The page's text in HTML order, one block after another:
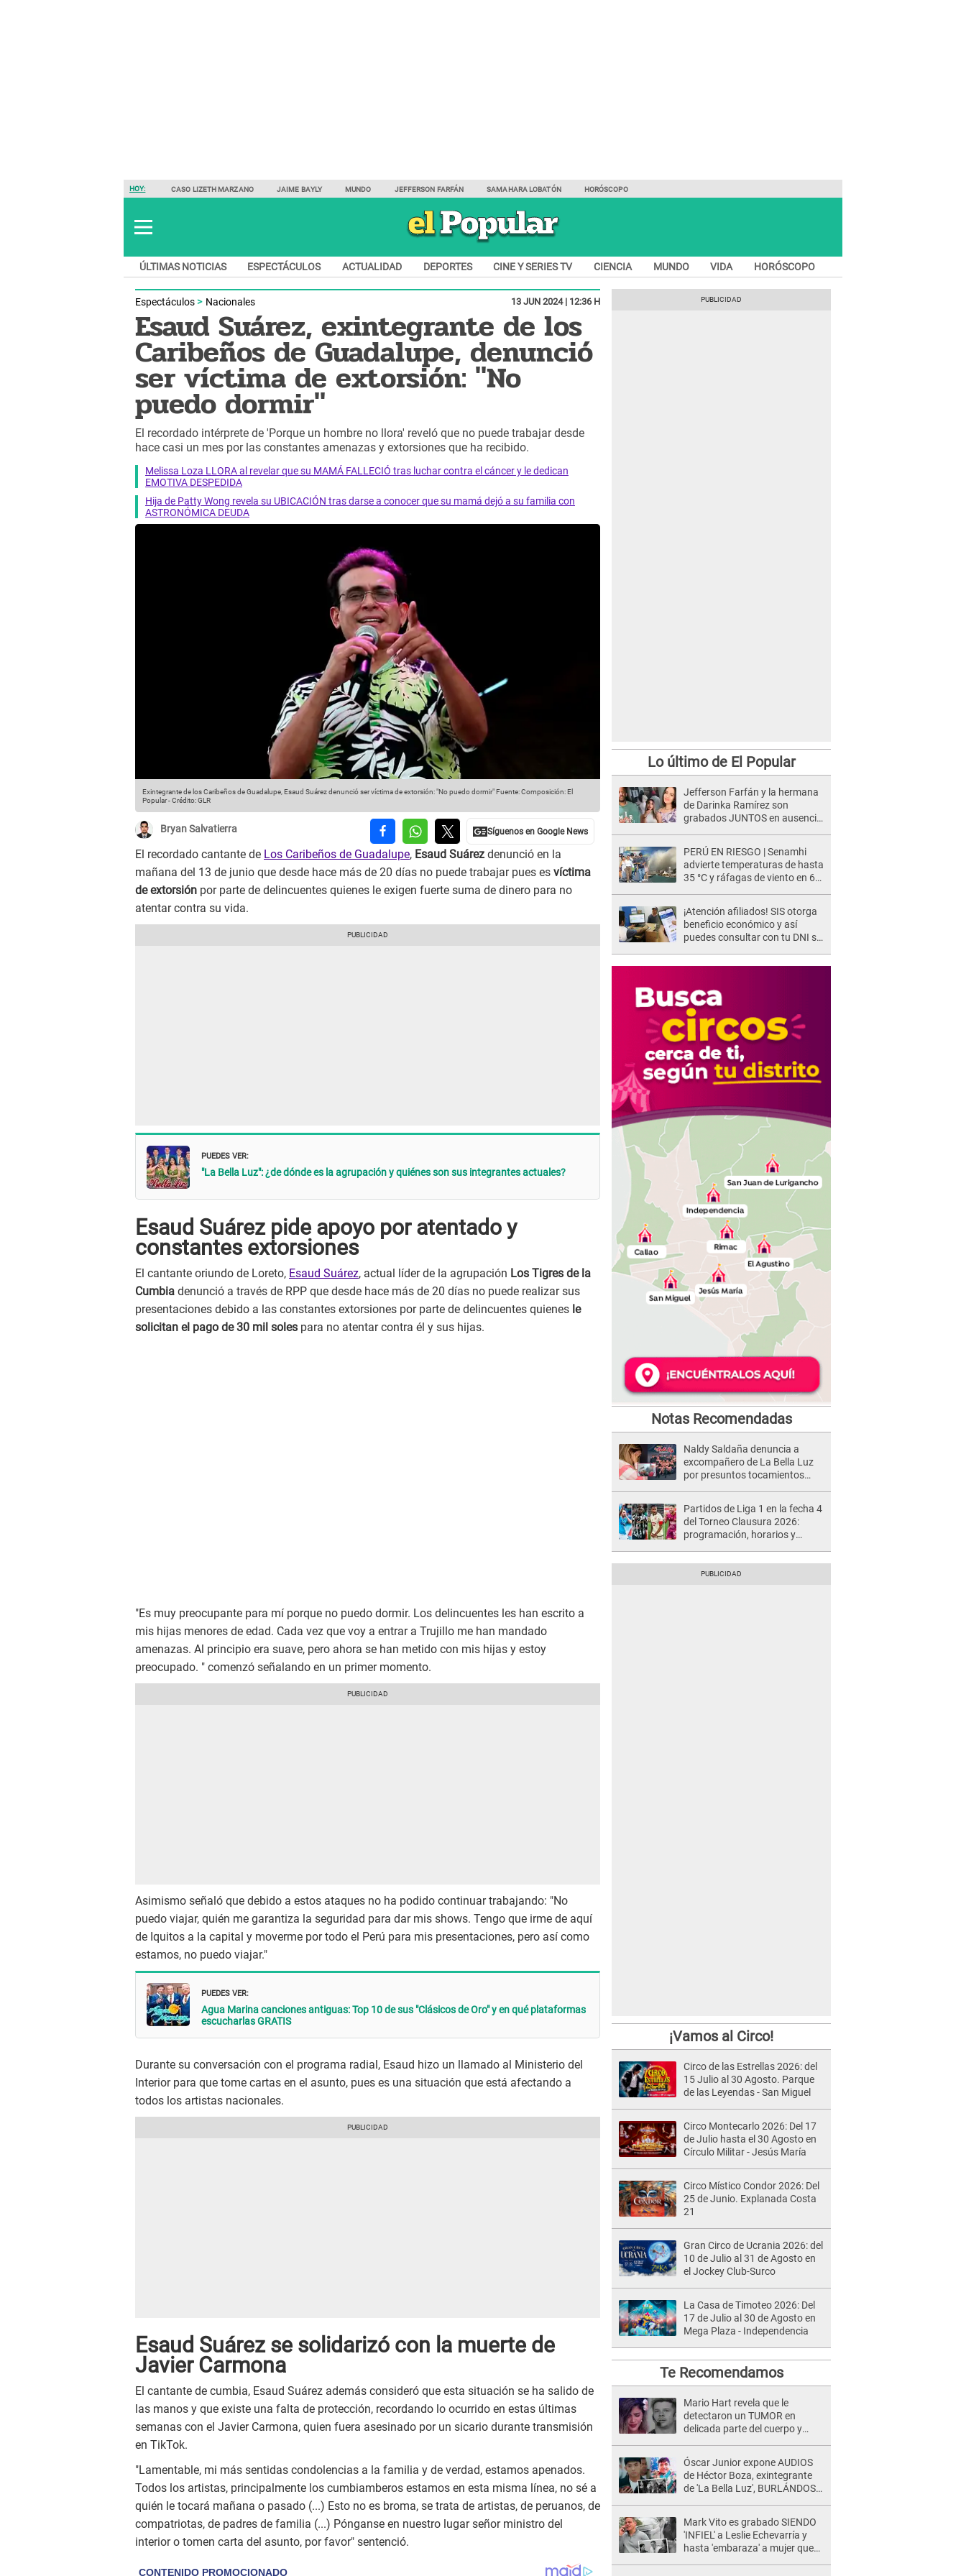
HOY: CASO LIZETH MARZANO JAIME BAYLY MUNDO JEFFERSON FARFÁN SAMAHARA LOBATÓN HORÓSCOPO
ÚLTIMAS NOTICIAS ESPECTÁCULOS ACTUALIDAD DEPORTES CINE Y SERIES TV CIENCIA MUNDO VIDA HORÓSCOPO
Espectáculos Nacionales 13 JUN 2024 | 12:36 H
Esaud Suárez, exintegrante de los
Caribeños de Guadalupe, denunció
ser víctima de extorsión: "No
puedo dormir"
El recordado intérprete de 'Porque un hombre no llora' reveló que no puede trabajar desde
hace casi un mes por las constantes amenazas y extorsiones que ha recibido.
Melissa Loza LLORA al revelar que su MAMÁ FALLECIÓ tras luchar contra el cáncer y le dedican
EMOTIVA DESPEDIDA
Hija de Patty Wong revela su UBICACIÓN tras darse a conocer que su mamá dejó a su familia con
ASTRONÓMICA DEUDA
Exintegrante de los Caribeños de Guadalupe, Esaud Suárez denunció ser víctima de extorsión: "No puedo dormir" Fuente: Composición: El
Popular-Crédito: GLR
Bryan Salvatierra
El recordado cantante de Los Caribeños de Guadalupe, Esaud Suárez denunció en la
mañana del 13 de junio que desde hace más de 20 días no puede trabajar pues es víctima
de extorsión por parte de delincuentes quienes le exigen fuerte suma de dinero para no
atentar contra su vida.
PUEDES VER:
"La Bella Luz": ¿de dónde es la agrupación y quiénes son sus integrantes actuales?
Esaud Suárez pide apoyo por atentado y
constantes extorsiones
El cantante oriundo de Loreto, Esaud Suárez, actual líder de la agrupación Los Tigres de la
Cumbia denunció a través de RPP que desde hace más de 20 días no puede realizar sus
presentaciones debido a las constantes extorsiones por parte de delincuentes quienes le
solicitan el pago de 30 mil soles para no atentar contra él y sus hijas.
"Es muy preocupante para mí porque no puedo dormir. Los delincuentes les han escrito a
mis hijas menores de edad. Cada vez que voy a entrar a Trujillo me han mandado
amenazas. Al principio era suave, pero ahora se han metido con mis hijas y estoy
preocupado. " comenzó señalando en un primer momento.
Asimismo señaló que debido a estos ataques no ha podido continuar trabajando: "No
puedo viajar, quién me garantiza la seguridad para dar mis shows. Tengo que irme de aquí
de Iquitos a la capital y moverme por todo el Perú para mis presentaciones, pero así como
estamos, no puedo viajar."
PUEDES VER:
Agua Marina canciones antiguas: Top 10 de sus "Clásicos de Oro" y en qué plataformas
escucharlas GRATIS
Durante su conversación con el programa radial, Esaud hizo un llamado al Ministerio del
Interior para que tome cartas en el asunto, pues es una situación que está afectando a
todos los artistas nacionales.
Esaud Suárez se solidarizó con la muerte de
Javier Carmona
El cantante de cumbia, Esaud Suárez además consideró que esta situación se ha salido de
las manos y que existe una falta de protección, recordando lo ocurrido en estas últimas
semanas con el Javier Carmona, quien fuera asesinado por un sicario durante transmisión
en TikTok.
"Lamentable, mi más sentidas condolencias a la familia y de verdad, estamos apenados.
Todos los artistas, principalmente los cumbiamberos estamos en esta misma línea, no sé a
quién le tocará mañana o pasado (...) Esto no es broma, se trata de artistas, de peruanos, de
compatriotas, de padres de familia (...) Pónganse en nuestro lugar señor ministro del
interior o tomen carta del asunto, por favor" sentenció.
Lo último de El Popular
Jefferson Farfán y la hermana
de Darinka Ramírez son
grabados JUNTOS en ausencia
va acompañada..."
PERÚ EN RIESGO | Senamhi
advierte temperaturas de hasta
35 °C y ráfagas de viento en 6
¡Atención afiliados! SIS otorga
beneficio económico y así
puedes consultar con tu DNI si
Notas Recomendadas
Naldy Saldaña denuncia a
excompañero de La Bella Luz
por presuntos tocamientos
Partidos de Liga 1 en la fecha 4
del Torneo Clausura 2026:
programación, horarios y
¡Vamos al Circo!
Circo de las Estrellas 2026: del
15 Julio al 30 Agosto. Parque
de las Leyendas - San Miguel
Circo Montecarlo 2026: Del 17
de Julio hasta el 30 Agosto en
Círculo Militar - Jesús María
Circo Místico Condor 2026: Del
25 de Junio. Explanada Costa
21
Gran Circo de Ucrania 2026: del
10 de Julio al 31 de Agosto en
el Jockey Club-Surco
La Casa de Timoteo 2026: Del
17 de Julio al 30 de Agosto en
Mega Plaza - Independencia
Te Recomendamos
Mario Hart revela que le
detectaron un TUMOR en
delicada parte del cuerpo y
muy fuertes..."
Óscar Junior expone AUDIOS
de Héctor Boza, exintegrante
de 'La Bella Luz', BURLÁNDOSE
Mark Vito es grabado SIENDO
'INFIEL' a Leslie Echevarría y
hasta 'embaraza' a mujer que